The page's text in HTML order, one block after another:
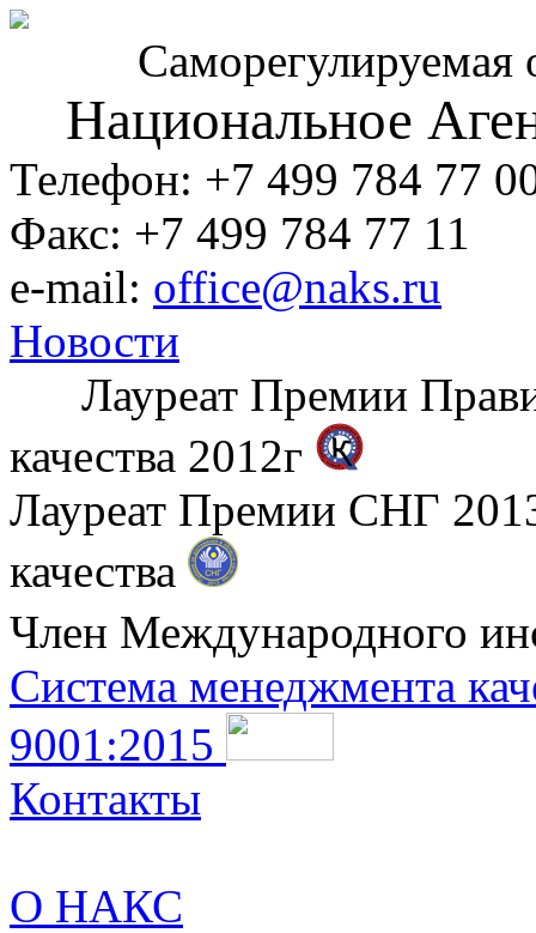
Саморегулируемая
Национальное
Телефон: +7 499 784 77
Факс: +7 499 784 77 11
e-mail: office@naks.ru
Новости
Лауреат Премии
качества 2012г
Лауреат Премии СНГ
качества
Член Международного
Система менеджмента
9001:2015
Контакты
О НАКС